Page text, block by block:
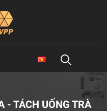
- TÁCH UỐNG TRÀ